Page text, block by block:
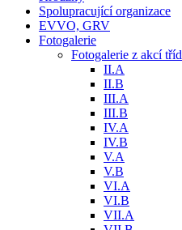
Spolupracující organizace
EVVO, GRV
Fotogalerie
Fotogalerie z akcí tříd
II.A
II.B
III.A
III.B
IV.A
IV.B
V.A
V.B
VI.A
VI.B
VII.A